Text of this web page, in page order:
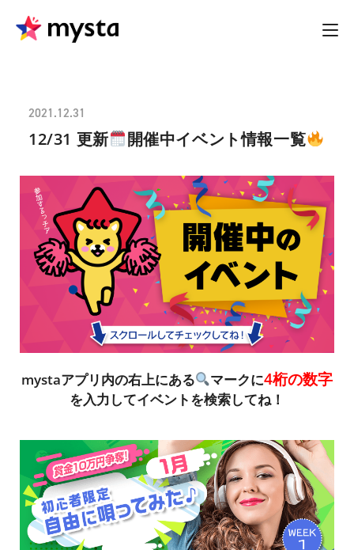
2021.12.31
12/31 更新 開催中イベント情報一覧
mystaアプリ内の右上にある マークに4桁の数字
を入力してイベントを検索してね！